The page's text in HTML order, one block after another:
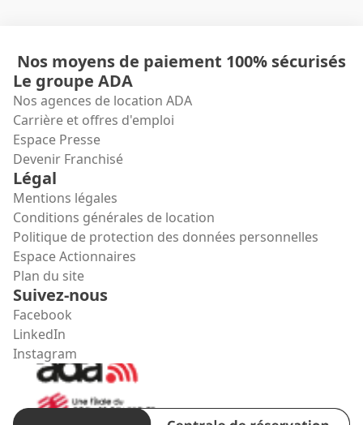
Nos moyens de paiement 100% sécurisés
Le groupe ADA
Nos agences de location ADA
Carrière et offres d'emploi
Espace Presse
Devenir Franchisé
Légal
Mentions légales
Conditions générales de location
Politique de protection des données personnelles
Espace Actionnaires
Plan du site
Suivez-nous
Facebook
LinkedIn
Instagram